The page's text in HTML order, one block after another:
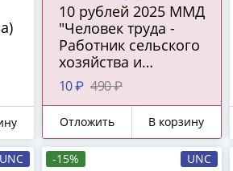
10 рублей 2025 ММД
"Человек труда -
Работник сельского
хозяйства и
перерабатывающей
промышленности"
10 ₽ 490 ₽
Отложить В корзину
UNC -15% UNC